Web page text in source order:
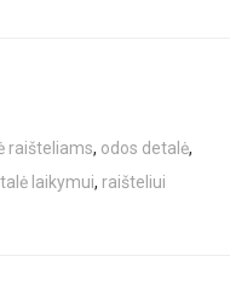
raišteliams, odos detalė,
laikymui, raišteliui